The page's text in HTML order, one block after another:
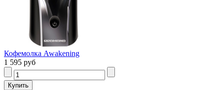
Кофемолка Awakening
1 595 руб